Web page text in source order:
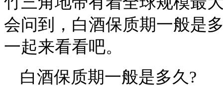
会问到，白酒保质期一般是
一起来看看吧。
白酒保质期一般是多久?